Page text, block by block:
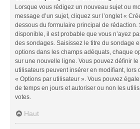
Lorsque vous rédigez un nouveau sujet ou
message d’un sujet, cliquez sur l’onglet «
dessous du formulaire principal de rédaction.
disponible, il est probable que vous n’ayez
des sondages. Saisissez le titre du sondage
options dans les champs adéquats, chaque
sur une nouvelle ligne. Vous pouvez définir
utilisateurs peuvent insérer en modifiant, lors
« Options par utilisateur ». Vous pouvez
de temps en jours et autoriser ou non les
votes.
Haut